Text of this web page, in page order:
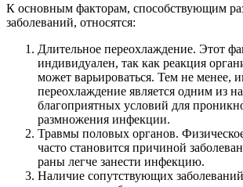
К основным факторам, способствующим
заболеваний, относятся:
Длительное переохлаждение. Этот
индивидуален, так как реакция
может варьироваться. Тем не менее,
переохлаждение является одним из
благоприятных условий для
размножения инфекции.
Травмы половых органов.
часто становится причиной
раны легче занести инфекцию.
Наличие сопутствующих